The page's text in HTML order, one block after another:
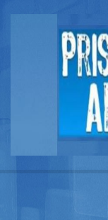
Buscador
Documentos